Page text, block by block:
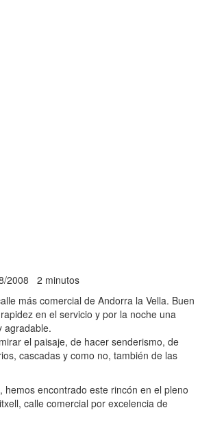
2008 2 minutos
más comercial de Andorra la Vella. Buen
en el servicio y por la noche una
agradable.
el paisaje, de hacer senderismo, de
cascadas y como no, también de las
hemos encontrado este rincón en el pleno
calle comercial por excelencia de